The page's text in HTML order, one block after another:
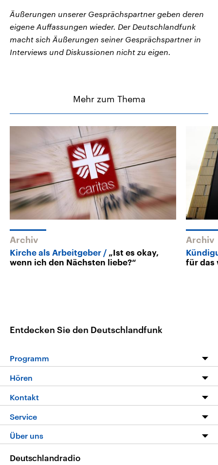
Äußerungen unserer Gesprächspartner geben deren
eigene Auffassungen wieder. Der Deutschlandfunk
macht sich Äußerungen seiner Gesprächspartner in
Interviews und Diskussionen nicht zu eigen.
Mehr zum Thema
Archiv
Kirche als Arbeitgeber
„Ist es okay,
wenn ich den Nächsten liebe?“
Archiv
für das
Entdecken Sie den Deutschlandfunk
Programm
Die Nachrichten
Nachrichtenleicht
Neue Beiträge auf dlf.de
Hören
Livestream
Podcasts
Deutschlandfunk App
Nachrichten App
Kontakt
Service
FAQ
Über uns
Deutschlandradio